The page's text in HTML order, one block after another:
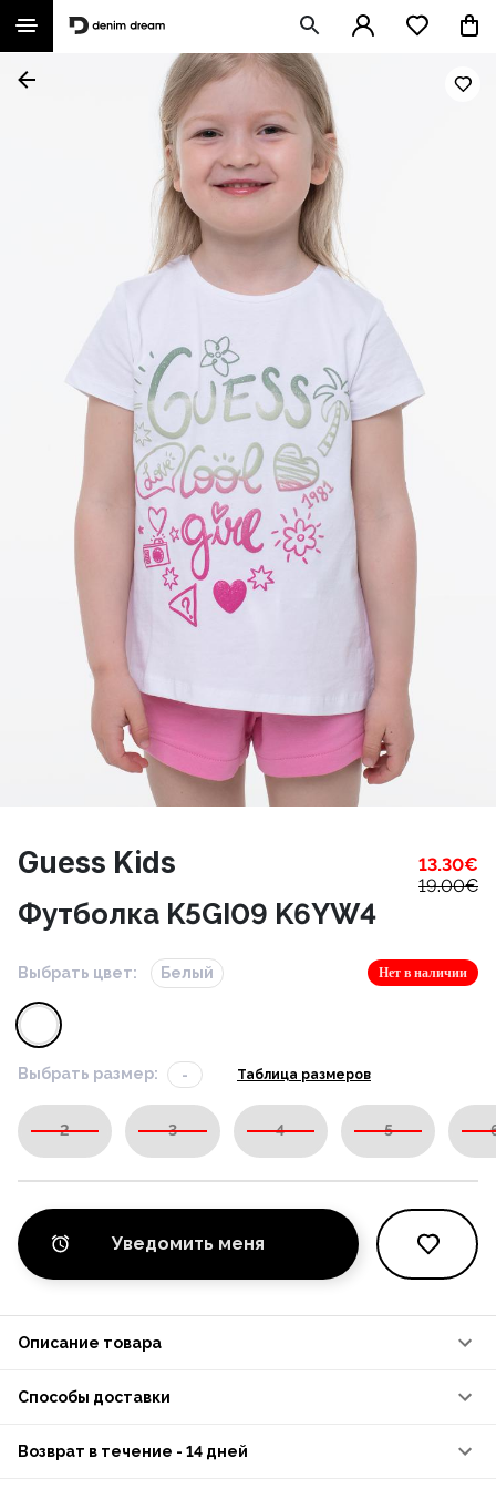
Guess Kids 13.30€
19.00€
Футболка K5GI09 K6YW4
Выбрать цвет: Белый Нет в наличии
Выбрать размер: - Таблица размеров
2 3 4 5
Уведомить меня
Описание товара
Способы доставки
Возврат в течение - 14 дней